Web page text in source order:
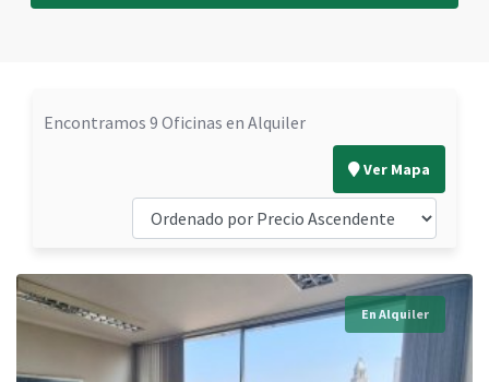
Encontramos 9 Oficinas en Alquiler
Ver Mapa
En Alquiler